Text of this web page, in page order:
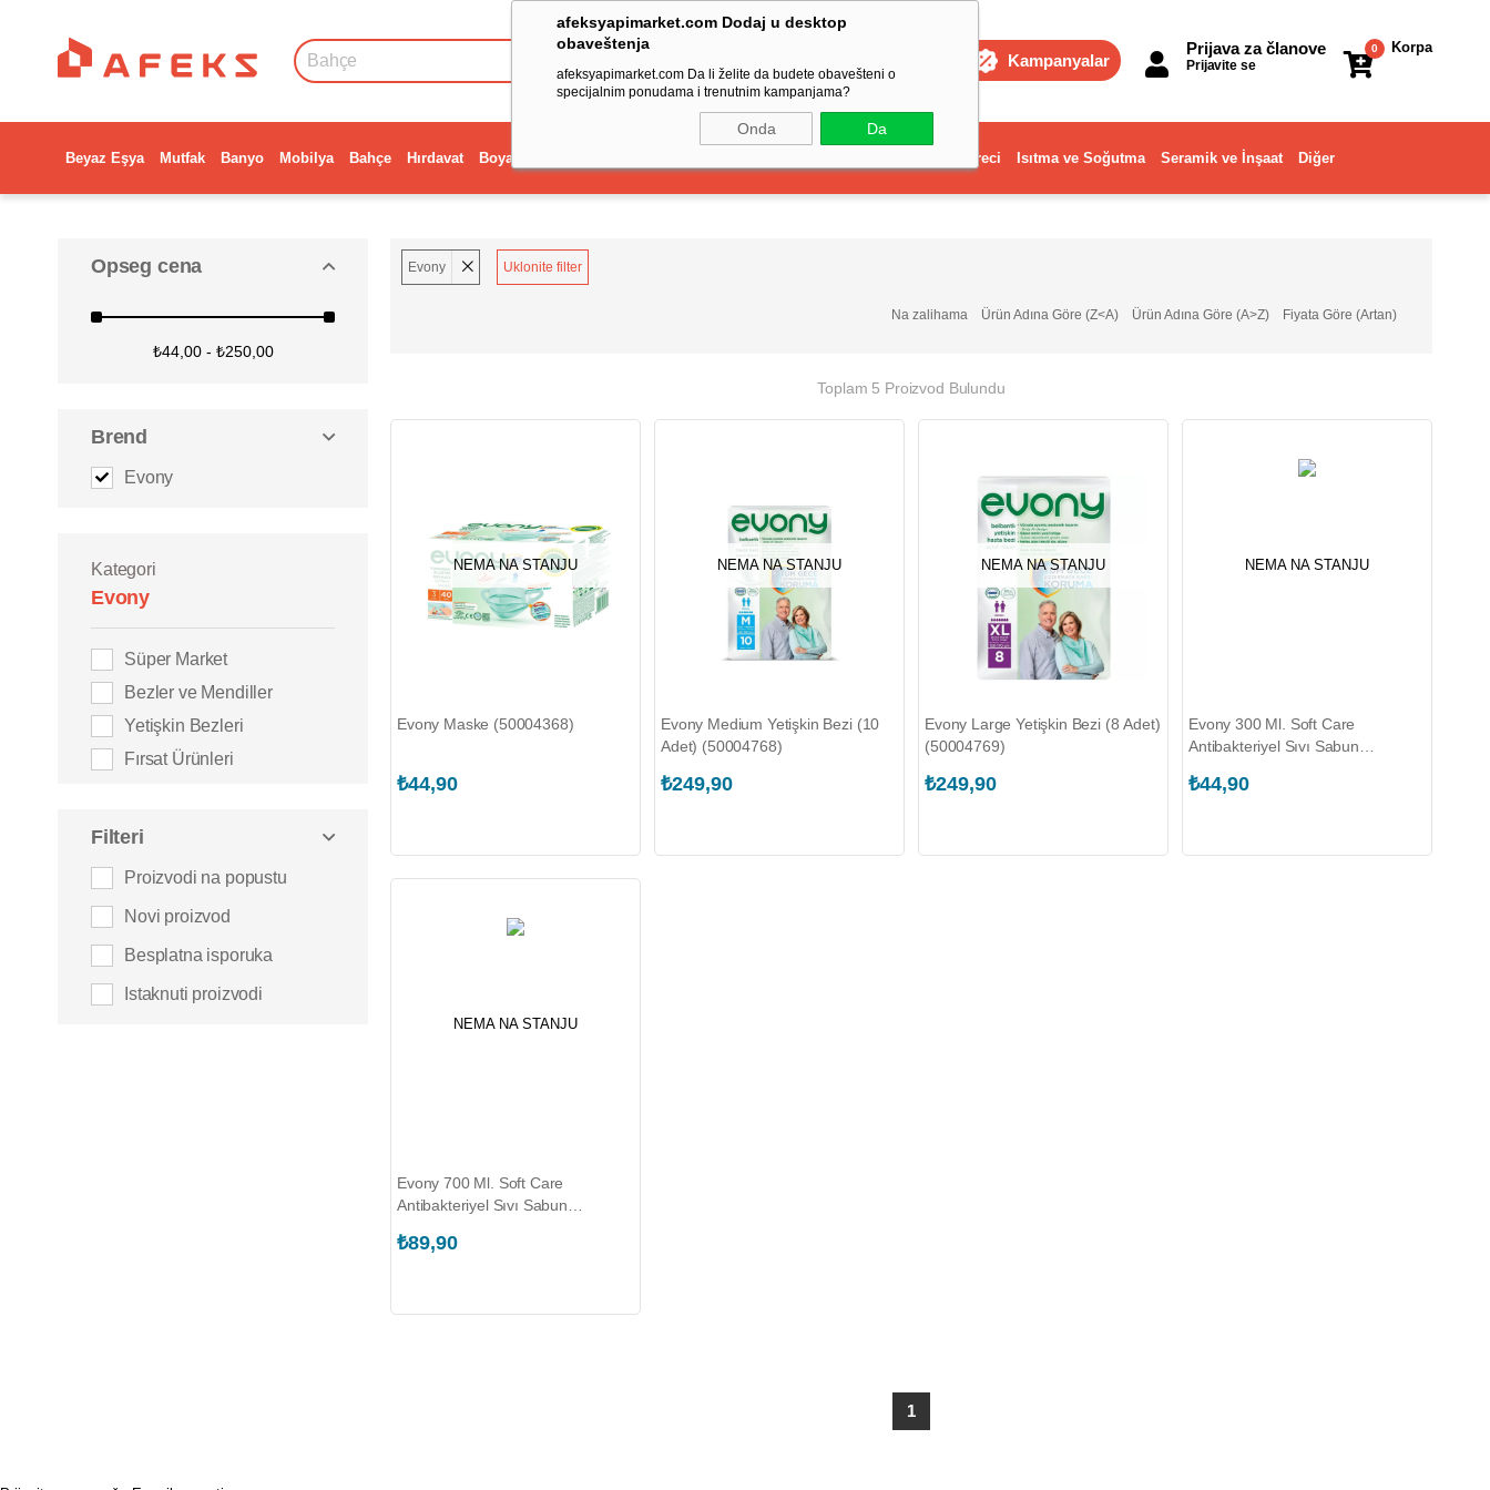
afeksyapimarket.com Dodaj u desktop
obaveštenja
afeksyapimarket.com Da li želite da budete obavešteni o
specijalnim ponudama i trenutnim kampanjama?
Onda Da
Kampanyalar
Korpa
0
Prijava za članove
Prijavite se
Beyaz Eşya Mutfak Banyo Mobilya Bahçe Hırdavat Boya Dekorasyon ve Ev Gereci Isıtma ve Soğutma Seramik ve İnşaat Diğer
Opseg cena
₺44,00 - ₺250,00
Brend
Evony
Kategori
Evony
Süper Market
Bezler ve Mendiller
Yetişkin Bezleri
Fırsat Ürünleri
Filteri
Proizvodi na popustu
Novi proizvod
Besplatna isporuka
Istaknuti proizvodi
Evony Uklonite filter
Fiyata Göre (Artan)
Ürün Adına Göre (A>Z)
Ürün Adına Göre (Z<A)
Na zalihama
Toplam 5 Proizvod Bulundu
NEMA NA STANJU
Evony Maske (50004368)
₺44,90
NEMA NA STANJU
Evony Medium Yetişkin Bezi (10
Adet) (50004768)
₺249,90
NEMA NA STANJU
Evony Large Yetişkin Bezi (8 Adet)
(50004769)
₺249,90
NEMA NA STANJU
Evony 300 Ml. Soft Care
Antibakteriyel Sıvı Sabun
₺44,90
NEMA NA STANJU
Evony 700 Ml. Soft Care
Antibakteriyel Sıvı Sabun
₺89,90
1